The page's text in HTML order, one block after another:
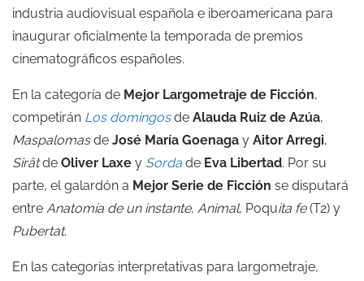
industria audiovisual española e iberoamericana para
inaugurar oficialmente la temporada de premios
cinematográficos españoles.
En la categoría de Mejor Largometraje de Ficción,
competirán Los domingosde Alauda Ruiz de Azúa,
Maspalomasde José María Goenaga y Aitor Arregi,
Sirâtde Oliver Laxe y Sorda de Eva Libertad. Por su
parte, el galardón a Mejor Serie de Ficción se disputará
entre Anatomía de un instante, Animal, Poquita fe(T2) y
Pubertat.
En las categorías interpretativas para largometraje,